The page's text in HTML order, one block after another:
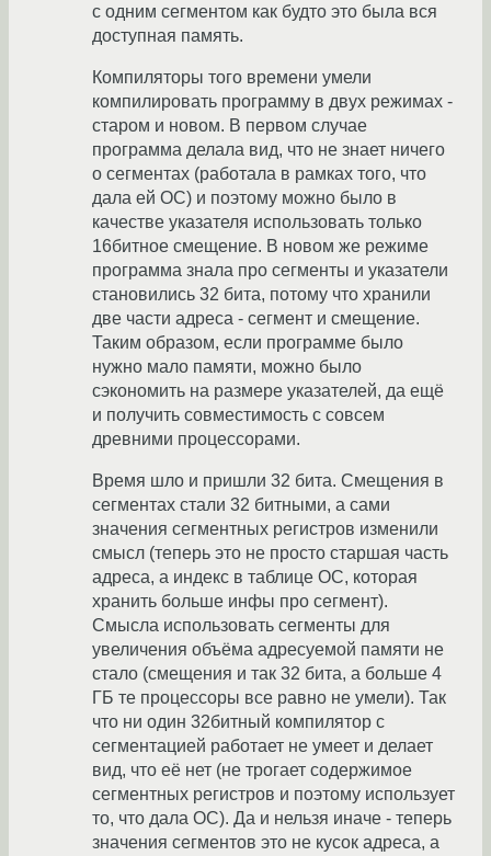
с одним сегментом как будто это была вся
доступная память.
Компиляторы того времени умели
компилировать программу в двух режимах -
старом и новом. В первом случае
программа делала вид, что не знает ничего
о сегментах (работала в рамках того, что
дала ей ОС) и поэтому можно было в
качестве указателя использовать только
16битное смещение. В новом же режиме
программа знала про сегменты и указатели
становились 32 бита, потому что хранили
две части адреса - сегмент и смещение.
Таким образом, если программе было
нужно мало памяти, можно было
сэкономить на размере указателей, да ещё
и получить совместимость с совсем
древними процессорами.
Время шло и пришли 32 бита. Смещения в
сегментах стали 32 битными, а сами
значения сегментных регистров изменили
смысл (теперь это не просто старшая часть
адреса, а индекс в таблице ОС, которая
хранить больше инфы про сегмент).
Смысла использовать сегменты для
увеличения объёма адресуемой памяти не
стало (смещения и так 32 бита, а больше 4
ГБ те процессоры все равно не умели). Так
что ни один 32битный компилятор с
сегментацией работает не умеет и делает
вид, что её нет (не трогает содержимое
сегментных регистров и поэтому использует
то, что дала ОС). Да и нельзя иначе - теперь
значения сегментов это не кусок адреса, а